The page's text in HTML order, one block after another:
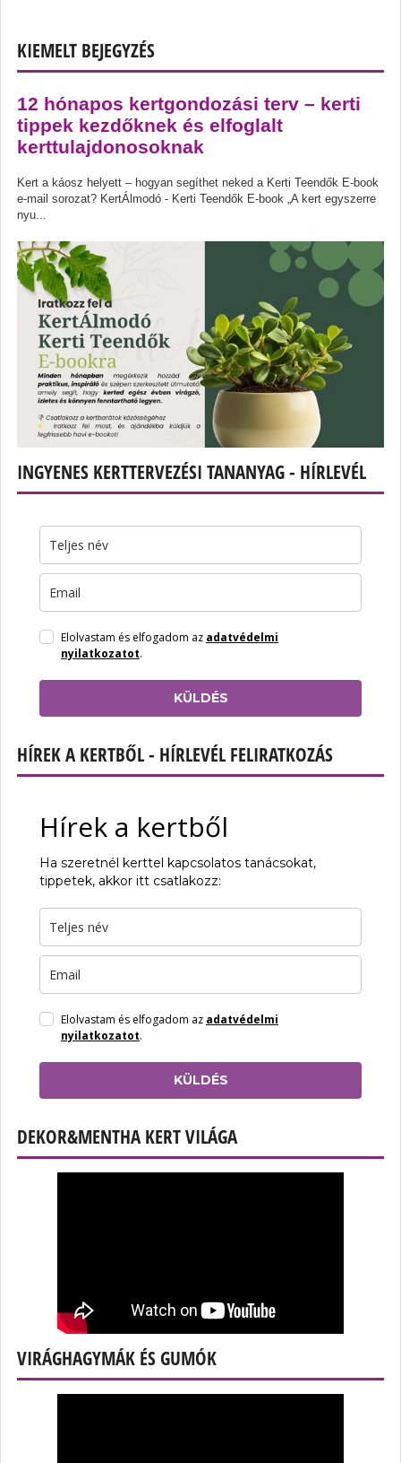
KIEMELT BEJEGYZÉS
12 hónapos kertgondozási terv – kerti
tippek kezdőknek és elfoglalt
kerttulajdonosoknak
Kert a káosz helyett – hogyan segíthet neked a Kerti Teendők E-book
e-mail sorozat? KertÁlmodó - Kerti Teendők E-book „A kert egyszerre
nyu...
INGYENES KERTTERVEZÉSI TANANYAG - HÍRLEVÉL
Elolvastam és elfogadom az adatvédelmi
nyilatkozatot.
KÜLDÉS
HÍREK A KERTBŐL - HÍRLEVÉL FELIRATKOZÁS
Hírek a kertből
Ha szeretnél kerttel kapcsolatos tanácsokat,
tippetek, akkor itt csatlakozz:
Elolvastam és elfogadom az adatvédelmi
nyilatkozatot.
KÜLDÉS
DEKOR&MENTHA KERT VILÁGA
VIRÁGHAGYMÁK ÉS GUMÓK